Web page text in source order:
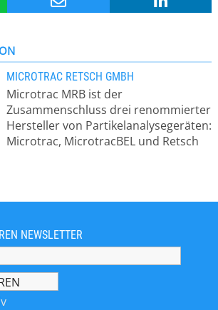
MICROTRAC RETSCH GMBH
Microtrac MRB ist der
Zusammenschluss drei renommierter
Hersteller von Partikelanalysegeräten:
Microtrac, MicrotracBEL und Retsch
die Dynamische & Statische
Lichtstreuung, Laserbeugung sowie
Gasadsorptionsmessung zur
Bestimmung der
Porengrößenverteilung und
spezifischen Oberfläche.
NEWSLETTER